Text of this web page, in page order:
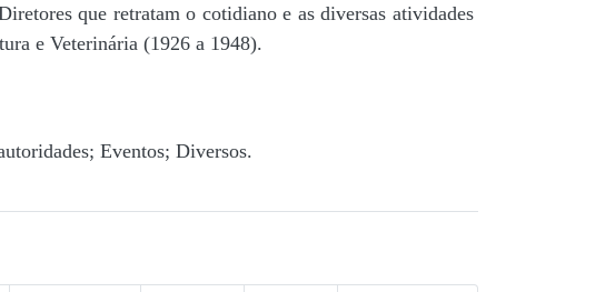
que retratam o cotidiano e as diversas atividades
e Veterinária (1926 a 1948).
Eventos; Diversos.